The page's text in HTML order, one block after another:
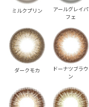
ミルクプリン
アールグレイパ
フェ
ダークモカ
ドーナツブラウ
ン